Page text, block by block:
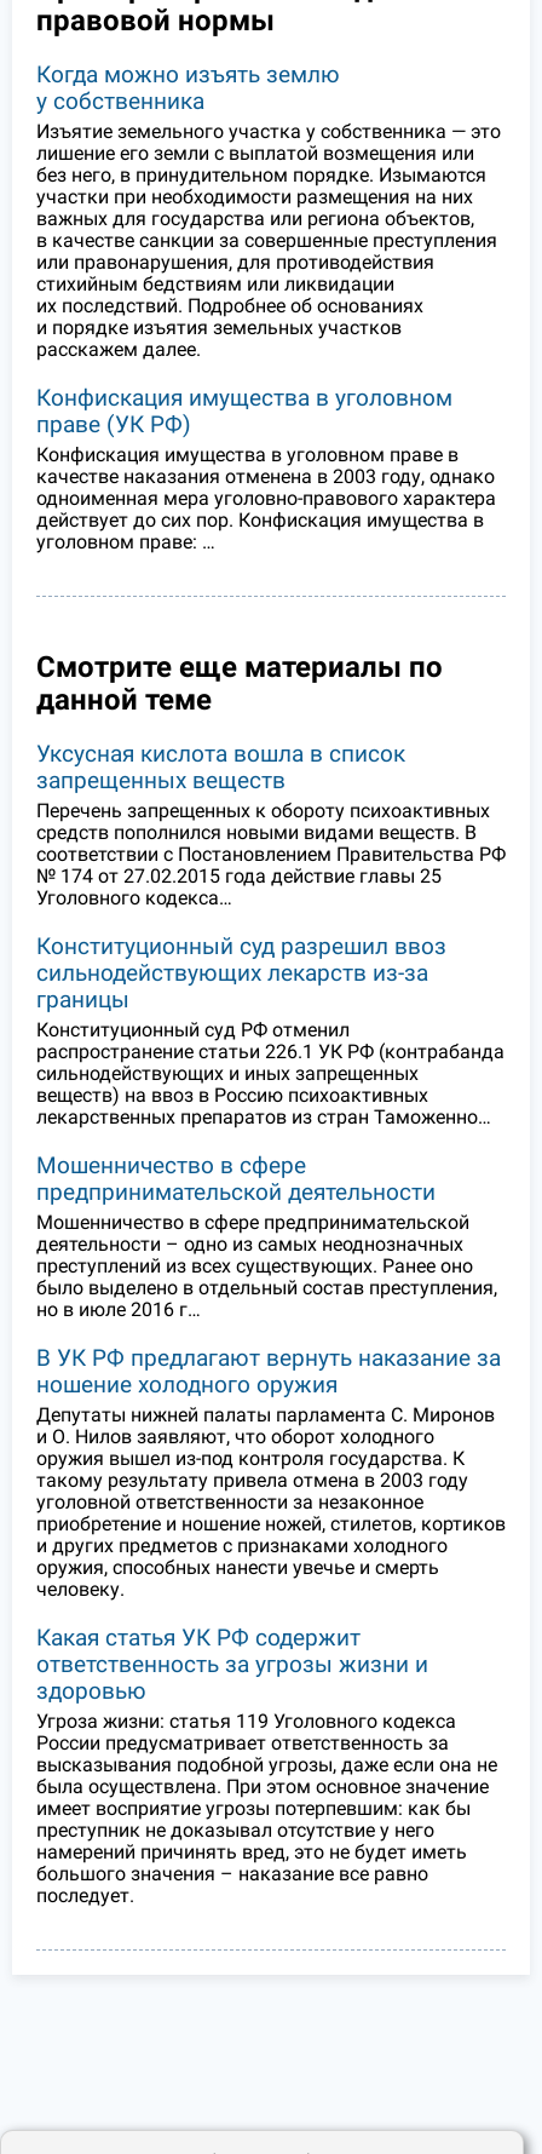
правовой нормы
Когда можно изъять землю
у собственника
Изъятие земельного участка у собственника — это
лишение его земли с выплатой возмещения или
без него, в принудительном порядке. Изымаются
участки при необходимости размещения на них
важных для государства или региона объектов,
в качестве санкции за совершенные преступления
или правонарушения, для противодействия
стихийным бедствиям или ликвидации
их последствий. Подробнее об основаниях
и порядке изъятия земельных участков
расскажем далее.
Конфискация имущества в уголовном
праве (УК РФ)
Конфискация имущества в уголовном праве в
качестве наказания отменена в 2003 году, однако
одноименная мера уголовно-правового характера
действует до сих пор. Конфискация имущества в
уголовном праве: …
Смотрите еще материалы по
данной теме
Уксусная кислота вошла в список
запрещенных веществ
Перечень запрещенных к обороту психоактивных
средств пополнился новыми видами веществ. В
соответствии с Постановлением Правительства РФ
№ 174 от 27.02.2015 года действие главы 25
Уголовного кодекса…
Конституционный суд разрешил ввоз
сильнодействующих лекарств из-за
границы
Конституционный суд РФ отменил
распространение статьи 226.1 УК РФ (контрабанда
сильнодействующих и иных запрещенных
веществ) на ввоз в Россию психоактивных
лекарственных препаратов из стран Таможенно…
Мошенничество в сфере
предпринимательской деятельности
Мошенничество в сфере предпринимательской
деятельности – одно из самых неоднозначных
преступлений из всех существующих. Ранее оно
было выделено в отдельный состав преступления,
но в июле 2016 г…
В УК РФ предлагают вернуть наказание за
ношение холодного оружия
Депутаты нижней палаты парламента С. Миронов
и О. Нилов заявляют, что оборот холодного
оружия вышел из-под контроля государства. К
такому результату привела отмена в 2003 году
уголовной ответственности за незаконное
приобретение и ношение ножей, стилетов, кортиков
и других предметов с признаками холодного
оружия, способных нанести увечье и смерть
человеку.
Какая статья УК РФ содержит
ответственность за угрозы жизни и
здоровью
Угроза жизни: статья 119 Уголовного кодекса
России предусматривает ответственность за
высказывания подобной угрозы, даже если она не
была осуществлена. При этом основное значение
имеет восприятие угрозы потерпевшим: как бы
преступник не доказывал отсутствие у него
намерений причинять вред, это не будет иметь
большого значения – наказание все равно
последует.